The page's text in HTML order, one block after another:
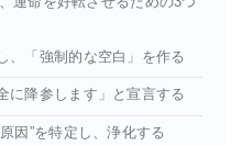
、「強制的な空白」を作る
に降参します」と宣言する
因”を特定し、浄化する